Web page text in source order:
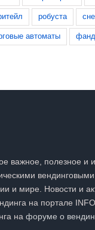
робуста
автоматы
и мире. Новости и
на портале
нафоруме о